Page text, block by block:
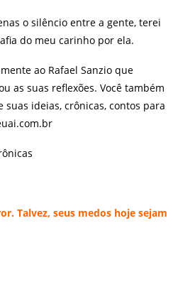
o silêncio entre a gente, terei
do meu carinho por ela.
ao Rafael Sanzio que
as suas reflexões. Você também
suas ideias, crônicas, contos para
Talvez, seus medos hoje sejam